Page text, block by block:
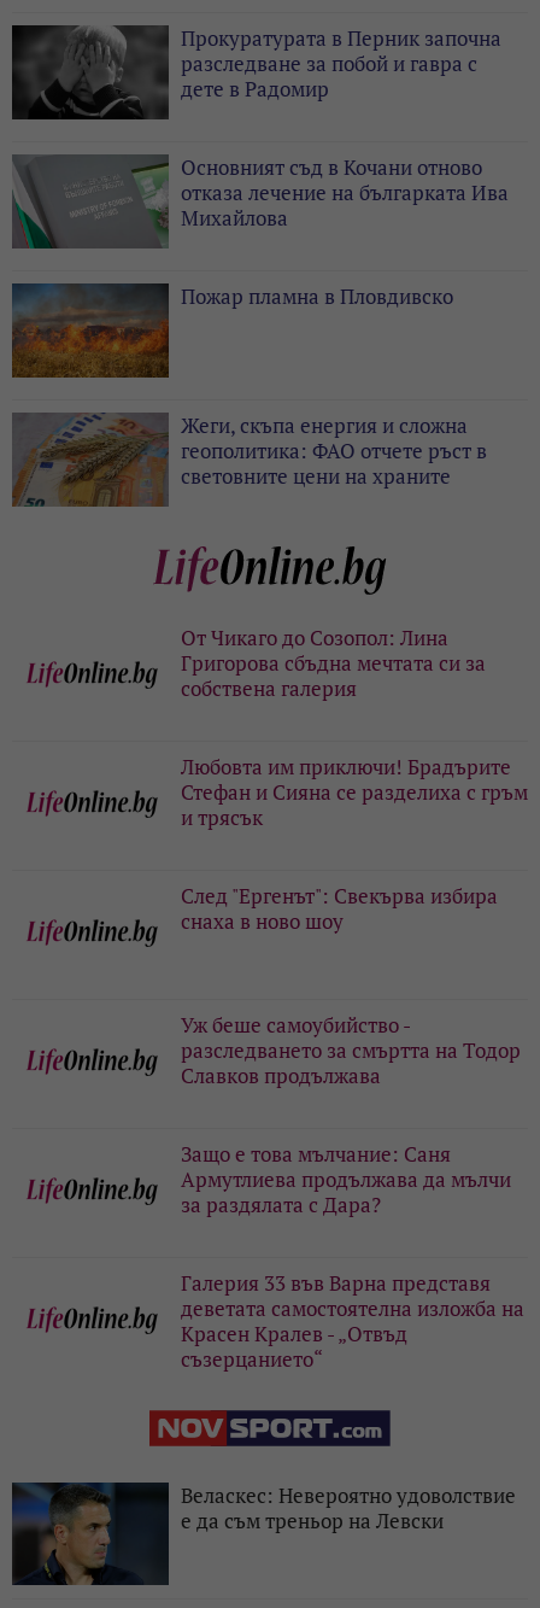
Прокуратурата в Перник започна
разследване за побой и гавра с
дете в Радомир
Основният съд в Кочани отново
отказа лечение на българката Ива
Михайлова
Пожар пламна в Пловдивско
Жеги, скъпа енергия и сложна
геополитика: ФАО отчете ръст в
световните цени на храните
От Чикаго до Созопол: Лина
Григорова сбъдна мечтата си за
собствена галерия
Любовта им приключи! Брадърите
Стефан и Сияна се разделиха с гръм
и трясък
След "Ергенът": Свекърва избира
снаха в ново шоу
Уж беше самоубийство -
разследването за смъртта на Тодор
Славков продължава
Защо е това мълчание: Саня
Армутлиева продължава да мълчи
за раздялата с Дара?
Галерия 33 във Варна представя
деветата самостоятелна изложба на
Красен Кралев - „Отвъд
съзерцанието“
Веласкес: Невероятно удоволствие
е да съм треньор на Левски